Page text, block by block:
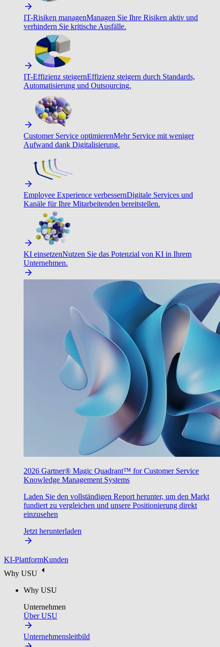
IT-Risiken managenManagen Sie Ihre Risiken aktiv und
verhindern Sie kritische Ausfälle.
IT-Effizienz steigernEffizienz steigern durch Standards,
Automatisierung und Outsourcing.
Customer Service optimierenMehr Service mit weniger
Aufwand dank Digitalisierung.
Employee Experience verbessernDigitale Services und
Kanäle für Ihre Mitarbeitenden bereitstellen.
KI einsetzenNutzen Sie das Potenzial von KI in Ihrem
Unternehmen.
2026 Gartner® Magic Quadrant™ for Customer Service
Knowledge Management Systems
Laden Sie den vollständigen Report herunter, um den Markt
fundiert zu vergleichen und unsere Positionierung direkt
einzusehen
Jetzt herunterladen
KI-PlattformKunden
Why USU
Why USU
Unternehmen
Über USU
Unternehmensleitbild